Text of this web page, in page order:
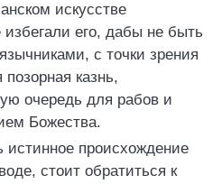
искусстве
избегали его, дабы не быть
с точки зрения
казнь,
очередь для рабов и
Божества.
истинное происхождение
стоит обратиться к